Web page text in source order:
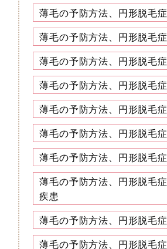
薄毛の予防方法、円形脱毛
薄毛の予防方法、円形脱毛
薄毛の予防方法、円形脱毛
薄毛の予防方法、円形脱毛
薄毛の予防方法、円形脱毛
薄毛の予防方法、円形脱毛
薄毛の予防方法、円形脱毛
薄毛の予防方法、円形脱毛
疾患
薄毛の予防方法、円形脱毛
薄毛の予防方法、円形脱毛